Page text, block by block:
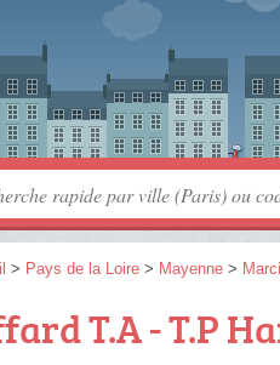
> Pays de la Loire > Mayenne >
T.A - T.P